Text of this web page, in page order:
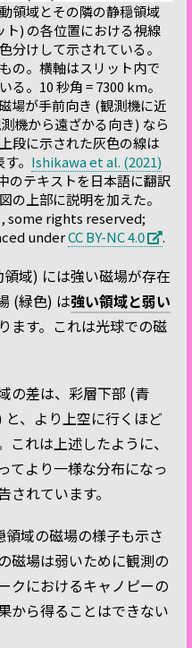
領域とその隣の静穏領域
ト) の各位置における視線
分けして示されている。
の。横軸はスリット内で
。10 秒角 = 7300 km。
場が手前向き (観測機に近
機から遠ざかる向き) なら
段に示された灰色の線は
。 Ishikawa et al. (2021)
のテキストを日本語に翻訳
の上部に説明を加えた。
some rights reserved;
underCC BY-NC 4.0 .
域) には強い磁場が存在
(緑色) は強い領域と弱い
ます。これは光球での磁
の差は、彩層下部 (青
、より上空に行くほど
これは上述したように、
てより一様な分布になっ
れています。
域の磁場の様子も示さ
磁場は弱いために観測の
クにおけるキャノピーの
から得ることはできない